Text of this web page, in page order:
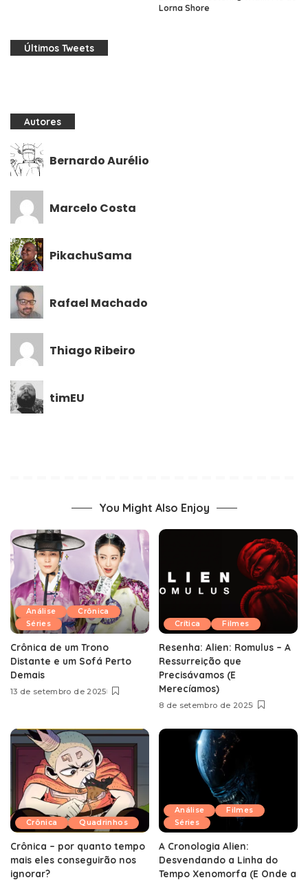
Lorna Shore
Últimos Tweets
Autores
Bernardo Aurélio
Marcelo Costa
PikachuSama
Rafael Machado
Thiago Ribeiro
timEU
You Might Also Enjoy
Análise
Crônica
Séries
Crônica de um Trono
Distante e um Sofá Perto
Demais
13 de setembro de 2025
Crítica Filmes
Resenha: Alien: Romulus – A
Ressurreição que
Precisávamos (E
Merecíamos)
8 de setembro de 2025
Crônica Quadrinhos
Crônica – por quanto tempo
mais eles conseguirão nos
ignorar?
Análise
Filmes
Séries
A Cronologia Alien:
Desvendando a Linha do
Tempo Xenomorfa (E Onde a